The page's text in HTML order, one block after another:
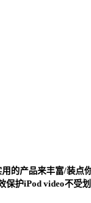
的产品来丰富/装点
护iPod video不受